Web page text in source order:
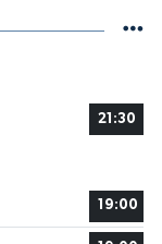
21:30
19:00